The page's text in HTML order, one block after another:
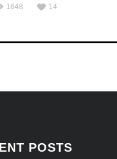
1648 14
POSTS